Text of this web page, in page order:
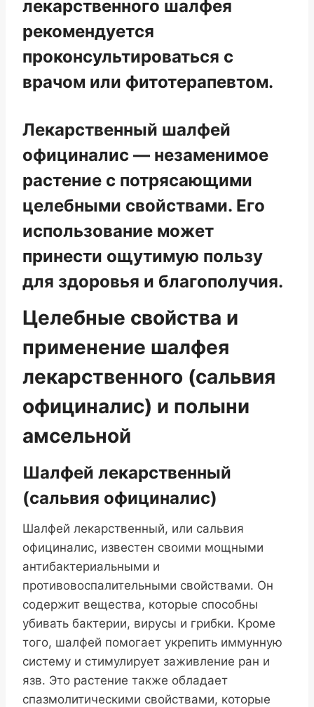
лекарственного шалфея
рекомендуется
проконсультироваться с
врачом или фитотерапевтом.
Лекарственный шалфей
официналис — незаменимое
растение с потрясающими
целебными свойствами. Его
использование может
принести ощутимую пользу
для здоровья и благополучия.
Целебные свойства и
применение шалфея
лекарственного (сальвия
официналис) и полыни
амсельной
Шалфей лекарственный
(сальвия официналис)
Шалфей лекарственный, или сальвия
официналис, известен своими мощными
антибактериальными и
противовоспалительными свойствами. Он
содержит вещества, которые способны
убивать бактерии, вирусы и грибки. Кроме
того, шалфей помогает укрепить иммунную
систему и стимулирует заживление ран и
язв. Это растение также обладает
спазмолитическими свойствами, которые